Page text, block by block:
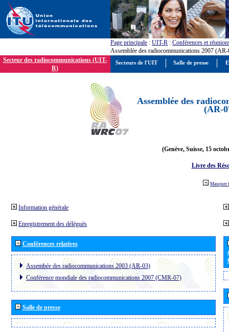
Page principale : UIT-R : Conférences et
Assemblée des radiocommunications 2007
Secteur des radiocommunications (UIT-
R)
Assemblée des
(AR-
(Genève, Suisse, 15
Livre des
Masquer
Information générale
Enregistrement des délégués
Conférences relatives
Assembée des radiocommunications 2003 (AR-03)
Conférence mondiale des radiocommunications 2007 (CMR-07)
Salle de presse
Secteurs de l'UIT Salle de presse